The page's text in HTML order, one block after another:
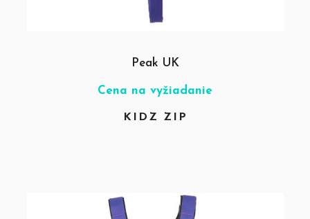
Peak UK
Cena na vyžiadanie
KIDZ ZIP